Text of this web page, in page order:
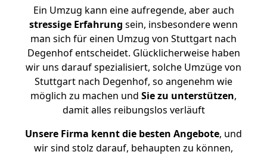
Ein Umzug kann eine aufregende, aber auch
stressige Erfahrung sein, insbesondere wenn
man sich für einen Umzug von Stuttgart nach
Degenhof entscheidet. Glücklicherweise haben
wir uns darauf spezialisiert, solche Umzüge von
Stuttgart nach Degenhof, so angenehm wie
möglich zu machen und Sie zu unterstützen,
damit alles reibungslos verläuft
Unsere Firma kennt die besten Angebote, und
wir sind stolz darauf, behaupten zu können,